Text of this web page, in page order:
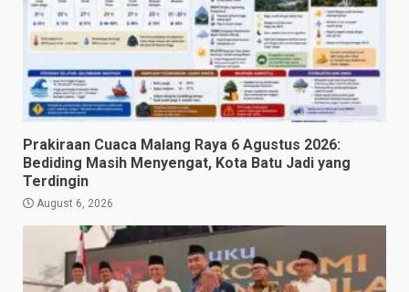
Prakiraan Cuaca Malang Raya 6 Agustus 2026:
Bediding Masih Menyengat, Kota Batu Jadi yang
Terdingin
August 6, 2026